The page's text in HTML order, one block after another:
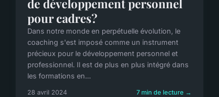
de développement personnel
pour cadres?
Dans notre monde en perpétuelle évolution, le
coaching s'est imposé comme un instrument
précieux pour le développement personnel et
professionnel. Il est de plus en plus intégré dans
les formations en...
28 avril 2024 7 min de lecture →